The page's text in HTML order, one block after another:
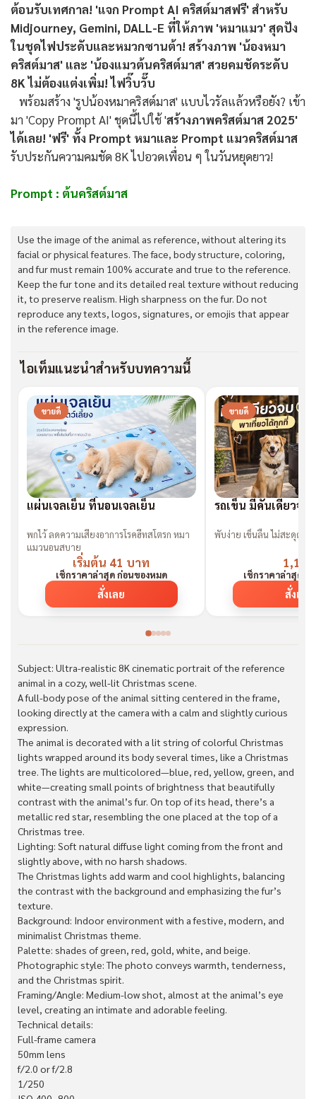
ต้อนรับเทศกาล! 'แจก Prompt AI คริสต์มาสฟรี' สำหรับ
Midjourney, Gemini, DALL-E ที่ให้ภาพ 'หมาแมว' สุดปัง
ในชุดไฟประดับและหมวกซานต้า! สร้างภาพ 'น้องหมา
คริสต์มาส' และ 'น้องแมวต้นคริสต์มาส' สวยคมชัดระดับ
8K ไม่ต้องแต่งเพิ่ม! ไฟวิ๊บวั๊บ
พร้อมสร้าง 'รูปน้องหมาคริสต์มาส' แบบไวรัลแล้วหรือยัง? เข้า
มา 'Copy Prompt AI' ชุดนี้ไปใช้ 'สร้างภาพคริสต์มาส 2025'
ได้เลย! 'ฟรี' ทั้ง Prompt หมาและ Prompt แมวคริสต์มาส
รับประกันความคมชัด 8K ไปอวดเพื่อน ๆ ในวันหยุดยาว!
Prompt : ต้นคริสต์มาส
Use the image of the animal as reference, without altering its
facial or physical features. The face, body structure, coloring,
and fur must remain 100% accurate and true to the reference.
Keep the fur tone and its detailed real texture without reducing
it, to preserve realism. High sharpness on the fur. Do not
reproduce any texts, logos, signatures, or emojis that appear
in the reference image.
ไอเท็มแนะนำสำหรับบทความนี้
ขายดี
แผ่นเจลเย็น ที่นอนเจลเย็น
พกไว้ ลดความเสี่ยงอาการโรคฮีทสโตรก หมา
แมวนอนสบาย
เริ่มต้น 41 บาท
เช็กราคาล่าสุด ก่อนของหมด
สั่งเลย
ขายดี
รถเข็น มีคันเดียวจบ
พับง่าย เข็นลื่น ไม่สะดุด“ต้
1,199
เช็กราคาล่าสุด ก่
สั่งเลย
Subject: Ultra-realistic 8K cinematic portrait of the reference
animal in a cozy, well-lit Christmas scene.
A full-body pose of the animal sitting centered in the frame,
looking directly at the camera with a calm and slightly curious
expression.
The animal is decorated with a lit string of colorful Christmas
lights wrapped around its body several times, like a Christmas
tree. The lights are multicolored—blue, red, yellow, green, and
white—creating small points of brightness that beautifully
contrast with the animal’s fur. On top of its head, there’s a
metallic red star, resembling the one placed at the top of a
Christmas tree.
Lighting: Soft natural diffuse light coming from the front and
slightly above, with no harsh shadows.
The Christmas lights add warm and cool highlights, balancing
the contrast with the background and emphasizing the fur’s
texture.
Background: Indoor environment with a festive, modern, and
minimalist Christmas theme.
Palette: shades of green, red, gold, white, and beige.
Photographic style: The photo conveys warmth, tenderness,
and the Christmas spirit.
Framing/Angle: Medium-low shot, almost at the animal’s eye
level, creating an intimate and adorable feeling.
Technical details:
Full-frame camera
50mm lens
f/2.0 or f/2.8
1/250